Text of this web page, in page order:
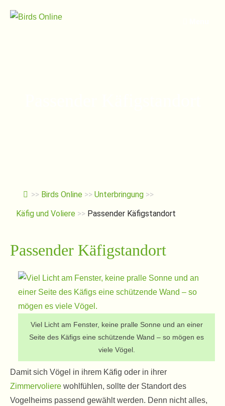
zum
>> Birds Online >> Unterbringung >>
Käfig und Voliere >> Passender Käfigstandort
Passender Käfigstandort
Viel Licht am Fenster, keine pralle Sonne und an einer
Seite des Käfigs eine schützende Wand – so mögen es
viele Vögel.
Damit sich Vögel in ihrem Käfig oder in ihrer
Zimmervoliere wohlfühlen, sollte der Standort des
Vogelheims passend gewählt werden. Denn nicht alles,